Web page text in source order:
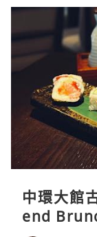
中環大館
end